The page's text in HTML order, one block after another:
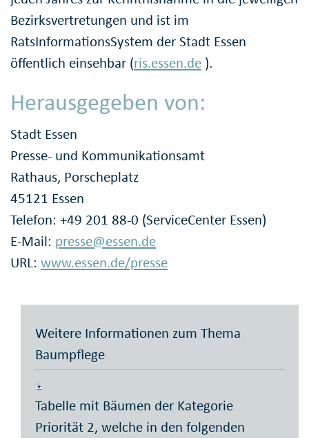
Bezirksvertretungen und ist im
RatsInformationsSystem der Stadt Essen
öffentlich einsehbar (ris.essen.de ).
Herausgegeben von:
Stadt Essen
Presse- und Kommunikationsamt
Rathaus, Porscheplatz
45121 Essen
Telefon: +49 201 88-0 (ServiceCenter Essen)
E-Mail: presse@essen.de
URL: www.essen.de/presse
Weitere Informationen zum Thema
Baumpflege
Tabelle mit Bäumen der Kategorie
Priorität 2, welche in den folgenden